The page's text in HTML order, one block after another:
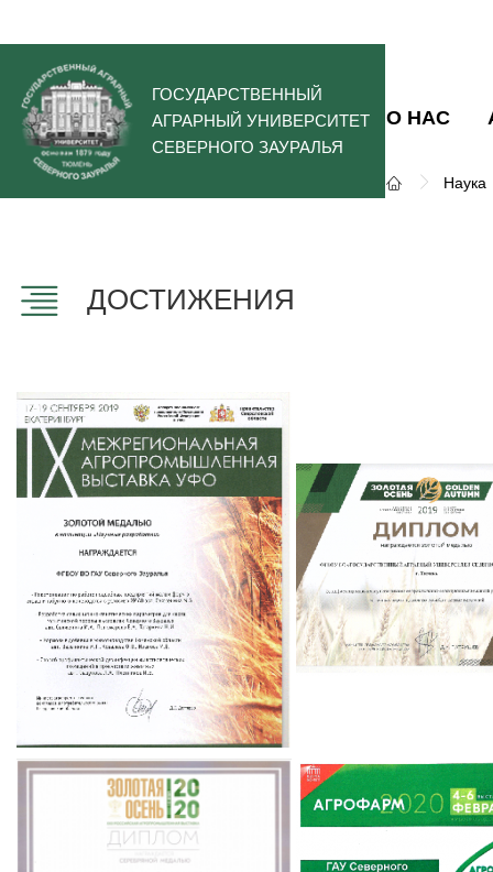
ГОСУДАРСТВЕННЫЙ
АГРАРНЫЙ УНИВЕРСИТЕТ
СЕВЕРНОГО ЗАУРАЛЬЯ
О НАС
Наука
ДОСТИЖЕНИЯ